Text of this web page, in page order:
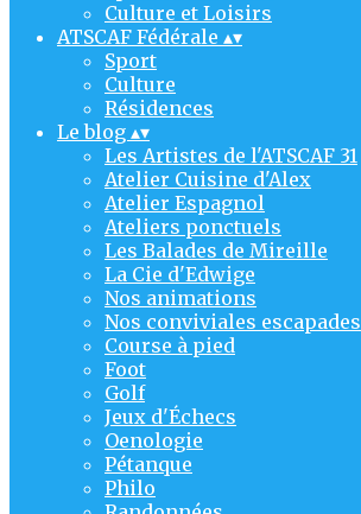
Culture et Loisirs
ATSCAF Fédérale ▴▾
Sport
Culture
Résidences
Le blog ▴▾
Les Artistes de l'ATSCAF 31
Atelier Cuisine d'Alex
Atelier Espagnol
Ateliers ponctuels
Les Balades de Mireille
La Cie d'Edwige
Nos animations
Nos conviviales escapades
Course à pied
Foot
Golf
Jeux d'Échecs
Oenologie
Pétanque
Philo